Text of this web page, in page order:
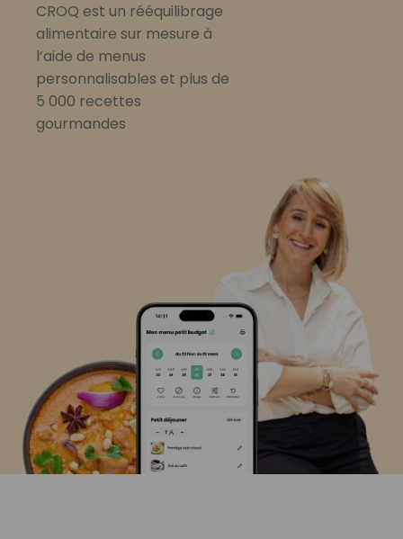
CROQ est un rééquilibrage
alimentaire sur mesure à
l’aide de menus
personnalisables et plus de
5 000 recettes
gourmandes